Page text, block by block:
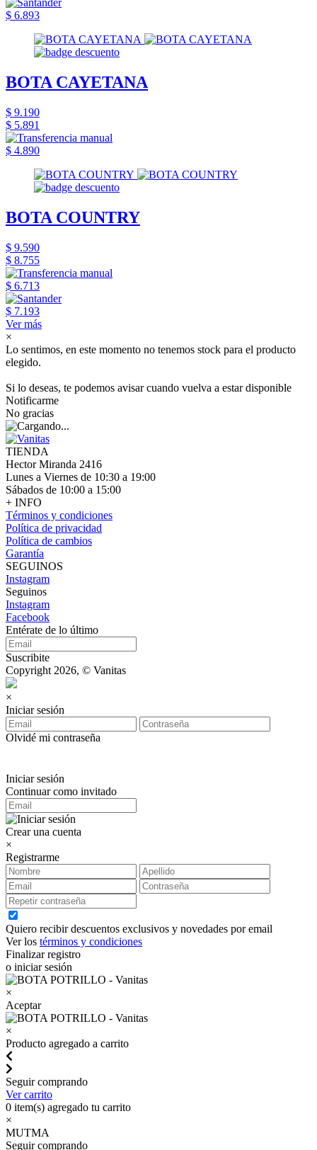
$ 6.893
BOTA CAYETANA
$ 9.190
$ 5.891
$ 4.890
BOTA COUNTRY
$ 9.590
$ 8.755
$ 6.713
$ 7.193
Ver más
×
Lo sentimos, en este momento no tenemos stock para el producto
elegido.
Si lo deseas, te podemos avisar cuando vuelva a estar disponible
Notificarme
No gracias
TIENDA
Hector Miranda 2416
Lunes a Viernes de 10:30 a 19:00
Sábados de 10:00 a 15:00
+ INFO
Términos y condiciones
Política de privacidad
Política de cambios
Garantía
SEGUINOS
Instagram
Seguinos
Instagram
Facebook
Entérate de lo último
Suscribite
Copyright 2026, © Vanitas
×
Iniciar sesión
Olvidé mi contraseña
Iniciar sesión
Continuar como invitado
Crear una cuenta
×
Registrarme
Quiero recibir descuentos exclusivos y novedades por email
Ver los términos y condiciones
Finalizar registro
o iniciar sesión
×
Aceptar
×
Producto agregado a carrito
Seguir comprando
Ver carrito
0 item(s) agregado tu carrito
×
MUTMA
Seguir comprando